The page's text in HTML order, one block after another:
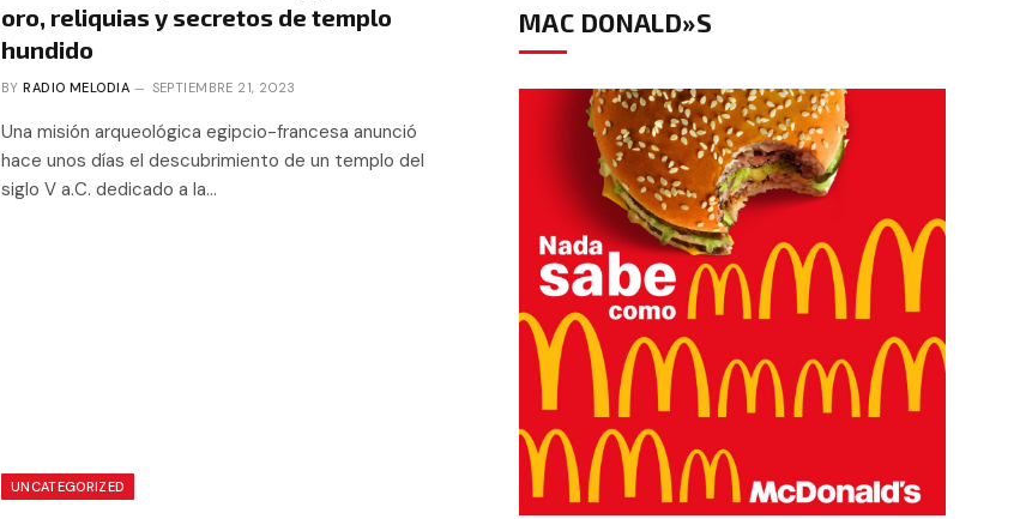
oro, reliquias y secretos de templo
hundido
BY RADIO MELODIA SEPTIEMBRE 21, 2023
Una misión arqueológica egipcio-francesa anunció
hace unos días el descubrimiento de un templo del
siglo V a.C. dedicado a la…
UNCATEGORIZED
MAC DONALD»S